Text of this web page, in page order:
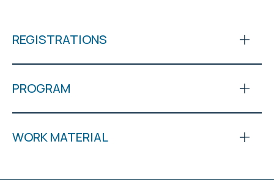
REGISTRATIONS
PROGRAM
WORK MATERIAL